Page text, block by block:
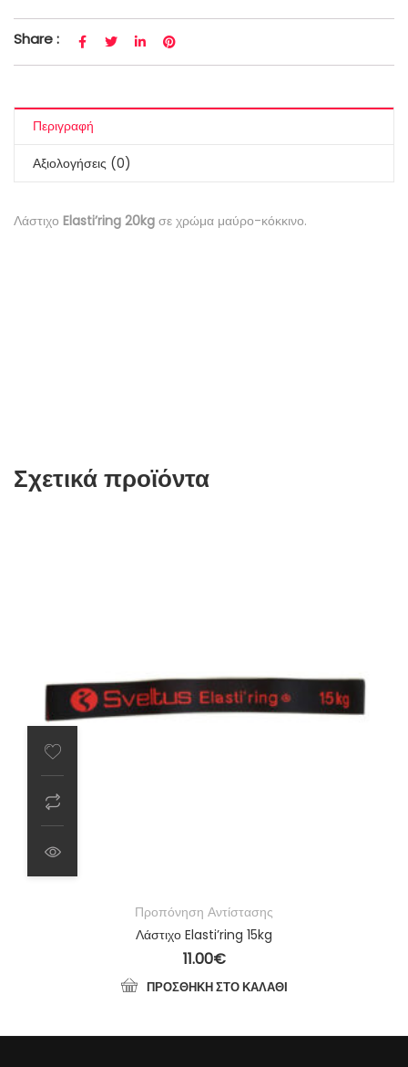
Share :
Περιγραφή
Αξιολογήσεις (0)
Λάστιχο Elasti’ring 20kg σε χρώμα μαύρο-κόκκινο.
Σχετικά προϊόντα
Προπόνηση Αντίστασης
Λάστιχο Elasti’ring 15kg
11.00€
ΠΡΟΣΘΉΚΗ ΣΤΟ ΚΑΛΆΘΙ